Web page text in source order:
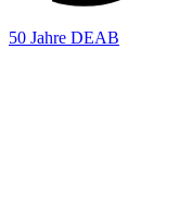
50 Jahre DEAB